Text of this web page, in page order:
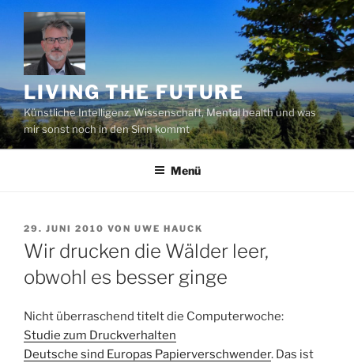
Zum
Inhalt
springen
LIVING THE FUTURE
Künstliche Intelligenz, Wissenschaft, Mental health und was
mir sonst noch in den Sinn kommt
Menü
VERÖFFENTLICHT
AM
29. JUNI 2010 VON UWE HAUCK
Wir drucken die Wälder leer,
obwohl es besser ginge
Nicht überraschend titelt die Computerwoche:
Studie zum Druckverhalten
Deutsche sind Europas Papierverschwender. Das ist